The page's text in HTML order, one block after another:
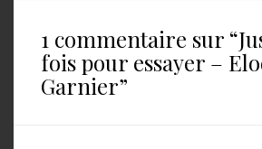
1 commentaire sur “
fois pour essayer –
Garnier”